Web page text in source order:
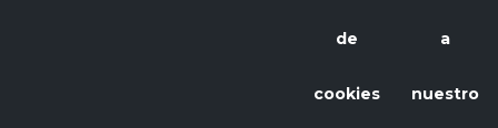
de
cookies
a
nuestro